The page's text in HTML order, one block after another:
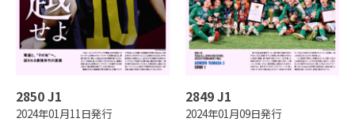
2850 J1
2024年01月11日発行
2849 J1
2024年01月09日発行